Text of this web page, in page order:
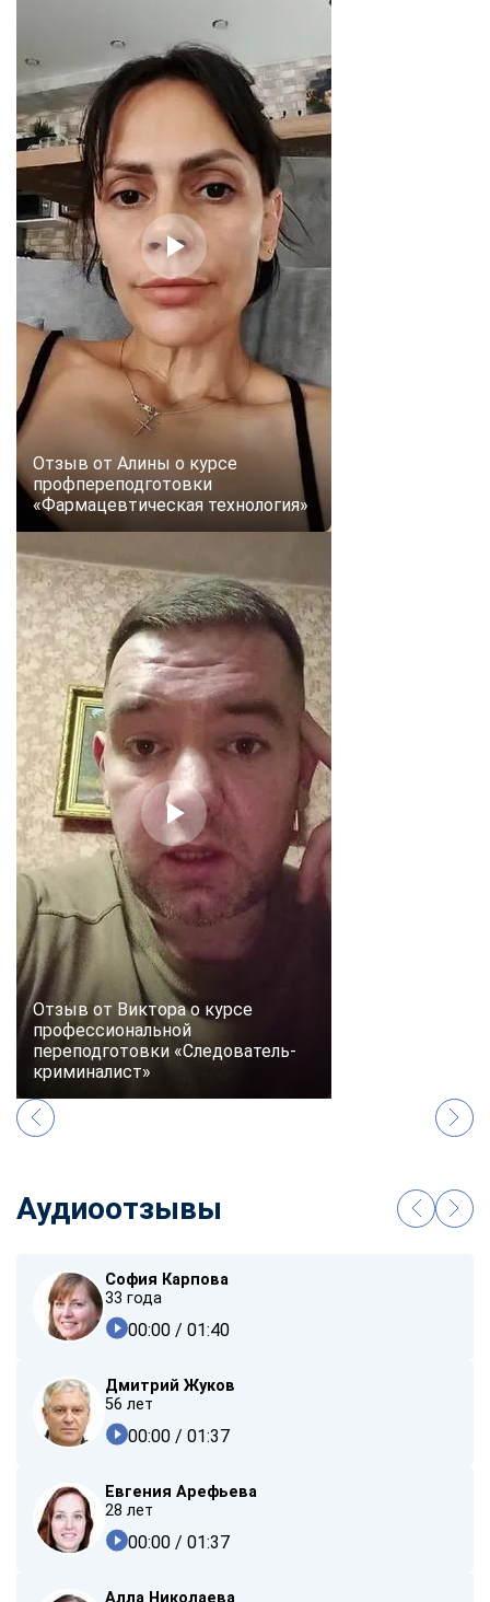
Отзыв от Алины о курсе
профпереподготовки
«Фармацевтическая технология»
Отзыв от Виктора о курсе
профессиональной
переподготовки «Следователь-
криминалист»
Аудиоотзывы
София Карпова
33 года
00:00 / 01:40
Дмитрий Жуков
56 лет
00:00 / 01:37
Евгения Арефьева
28 лет
00:00 / 01:37
Алла Николаева